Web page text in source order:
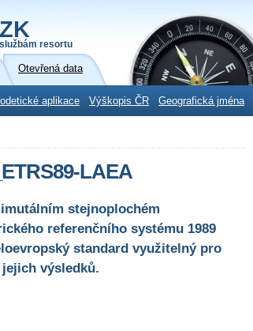
resortu
Otevřená data
aplikace Výškopis ČR Geografická jména
LAEA
stejnoplochém
referenčního systému 1989
standard využitelný pro
výsledků.